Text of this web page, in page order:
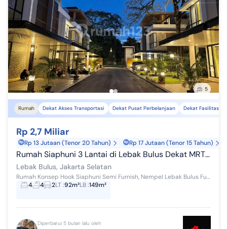
5
Rumah Dekat Akses Transportasi Dekat Pusat Perbelanjaan Dekat Fasilitas
Rp 2,7 Miliar
Rp 13 Jutaan (Tenor 20 Tahun) Rp 17 Jutaan (Tenor 15 Tahun)
Rumah Siaphuni 3 Lantai di Lebak Bulus Dekat MRT Tol Clustermewah
Lebak Bulus, Jakarta Selatan
Rumah Konsep Hook Siaphuni Semi Furnish, Nempel Lebak Bulus Full Bata Merah cluster exclusive ◦ Harga 2,7 M ⁃ Cicilan mulai 20 JT'an ⁃ Fre...
4
4 2LT:92m²LB:149m²
Diperbarui 5 bulan lalu oleh